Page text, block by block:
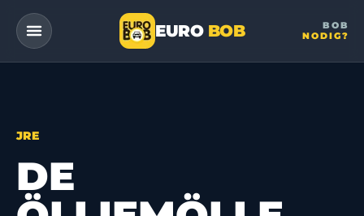
EURO BOB
— a DriveMe company
BOB
NODIG?
JRE
DE